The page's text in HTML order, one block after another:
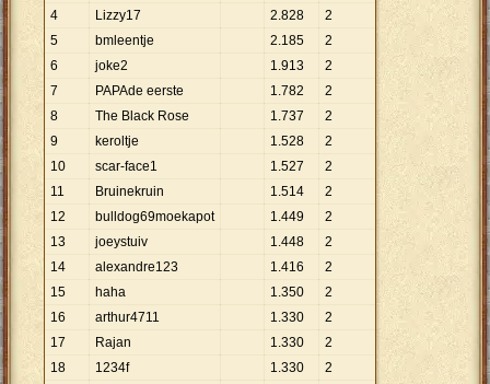
4
Lizzy17 2.828
2
5
bmleentje 2.185
2
6
joke2 1.913
2
7
PAPAde eerste 1.782
2
8
The Black Rose 1.737
2
9
keroltje 1.528
2
10
scar-face1 1.527
2
11
Bruinekruin 1.514
2
12
bulldog69moekapot 1.449
2
13
joeystuiv 1.448
2
14
alexandre123 1.416
2
15
haha 1.350
2
16
arthur4711 1.330
2
17
Rajan 1.330
2
18
1234f 1.330
2